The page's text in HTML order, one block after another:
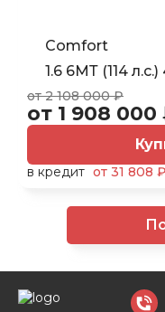
Comfort
1.6 6МТ (114
от 2 108 000 ₽
от 1 908 000
в кредит от 31 808